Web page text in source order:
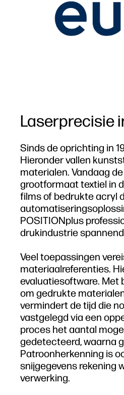
Laserprecisie
Sinds de oprichting in
Hieronder vallen
materialen. Vandaag
grootformaat textiel in
films of bedrukte acryl
POSITIONplus
drukindustrie
Veel toepassingen
materiaalreferenties.
evaluatiesoftware. Met
om gedrukte
vermindert de tijd die
vastgelegd via een
proces het aantal
gedetecteerd, waarna
Patroonherkenning is
snijgegevens rekening
verwerking.